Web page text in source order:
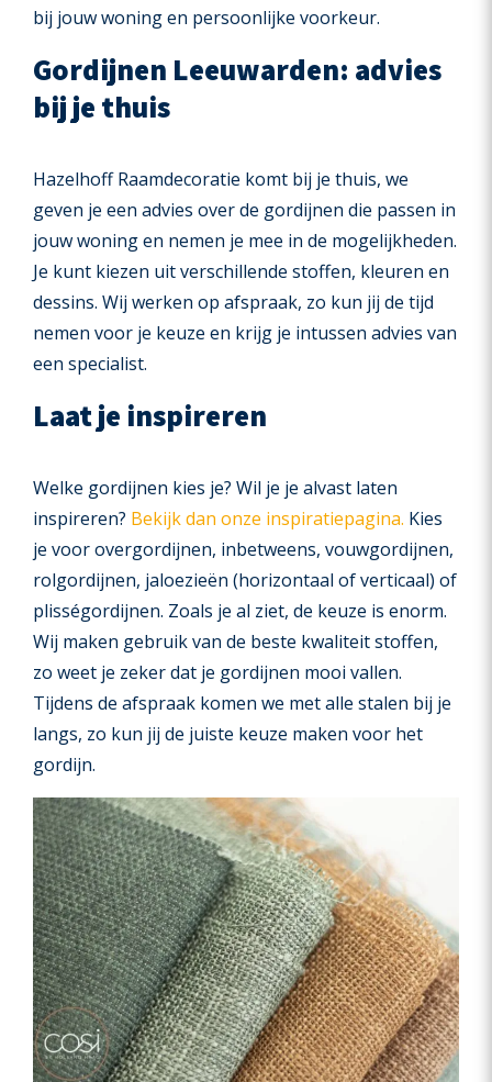
bij jouw woning en persoonlijke voorkeur.
Gordijnen Leeuwarden: advies
bij je thuis
Hazelhoff Raamdecoratie komt bij je thuis, we
geven je een advies over de gordijnen die passen in
jouw woning en nemen je mee in de mogelijkheden.
Je kunt kiezen uit verschillende stoffen, kleuren en
dessins. Wij werken op afspraak, zo kun jij de tijd
nemen voor je keuze en krijg je intussen advies van
een specialist.
Laat je inspireren
Welke gordijnen kies je? Wil je je alvast laten
inspireren? Bekijk dan onze inspiratiepagina. Kies
je voor overgordijnen, inbetweens, vouwgordijnen,
rolgordijnen, jaloezieën (horizontaal of verticaal) of
plisségordijnen. Zoals je al ziet, de keuze is enorm.
Wij maken gebruik van de beste kwaliteit stoffen,
zo weet je zeker dat je gordijnen mooi vallen.
Tijdens de afspraak komen we met alle stalen bij je
langs, zo kun jij de juiste keuze maken voor het
gordijn.